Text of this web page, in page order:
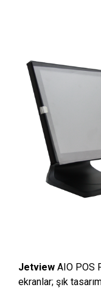
Jetview AIO POS
ekranlar; şık